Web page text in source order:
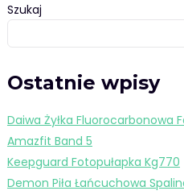
Szukaj
Ostatnie wpisy
Daiwa Żyłka Fluorocarbonowa
Amazfit Band 5
Keepguard Fotopułapka Kg770
Demon Piła Łańcuchowa